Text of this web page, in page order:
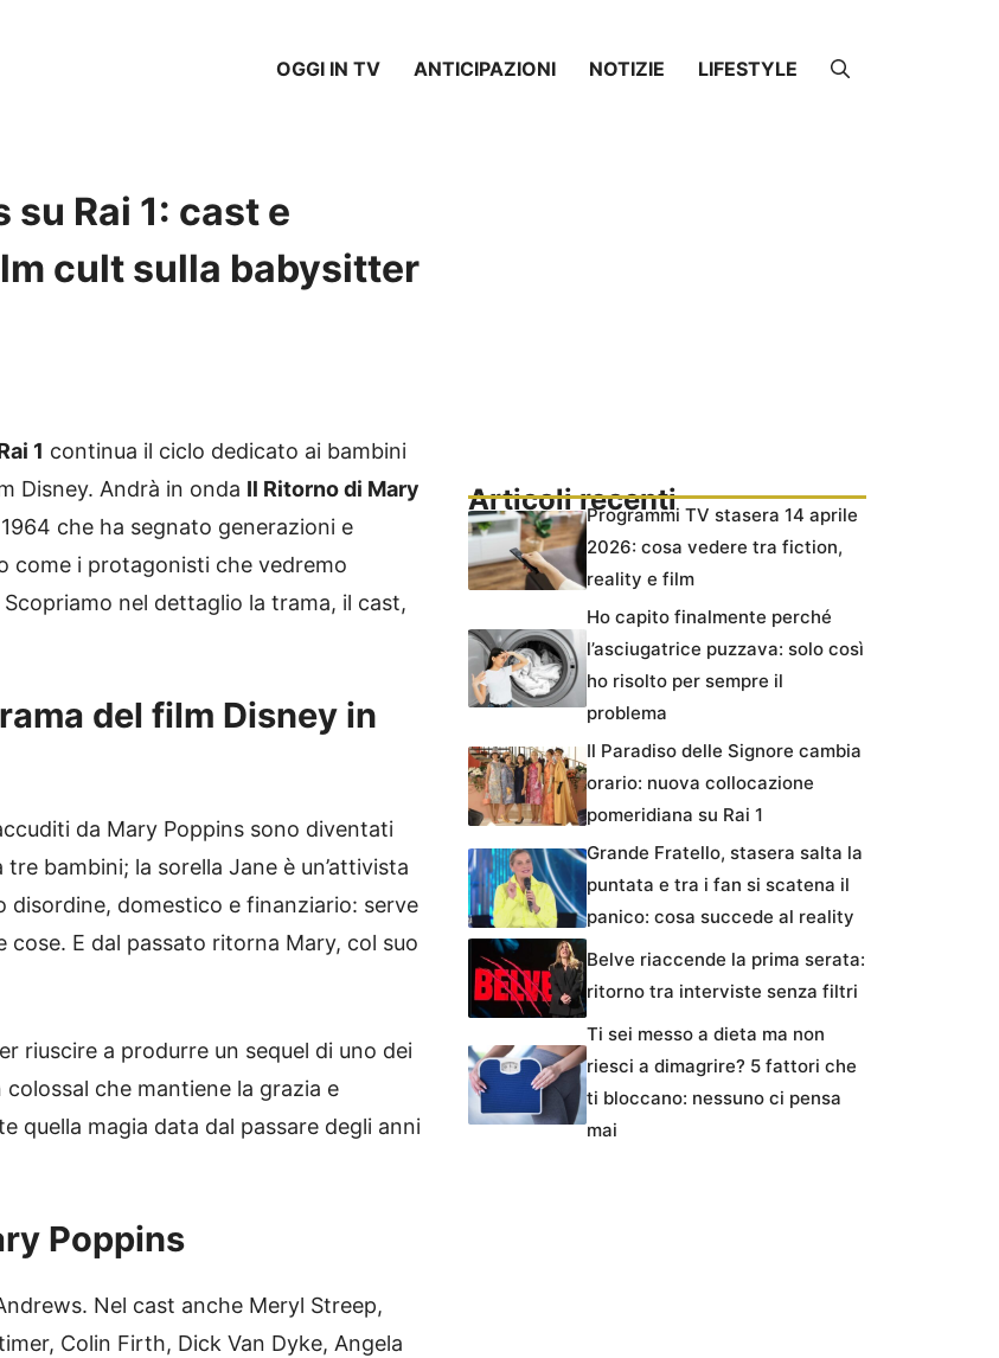
OGGI IN TV ANTICIPAZIONI NOTIZIE LIFESTYLE
Rai 1: cast e
cult sulla babysitter
1 continua il ciclo dedicato ai bambini
Disney. Andrà in onda Il Ritorno di Mary
che ha segnato generazioni e
come i protagonisti che vedremo
nel dettaglio la trama, il cast,
del film Disney in
da Mary Poppins sono diventati
bambini; la sorella Jane è un’attivista
disordine, domestico e finanziario: serve
E dal passato ritorna Mary, col suo
riuscire a produrre un sequel di uno dei
che mantiene la grazia e
quella magia data dal passare degli anni
Poppins
Nel cast anche Meryl Streep,
Colin Firth, Dick Van Dyke, Angela
Articoli recentiProgrammi TV stasera 14 aprile
2026: cosa vedere tra fiction,
reality e film
Ho capito finalmente perché
l’asciugatrice puzzava: solo così
ho risolto per sempre il
problema
Il Paradiso delle Signore cambia
orario: nuova collocazione
pomeridiana su Rai 1
Grande Fratello, stasera salta la
puntata e tra i fan si scatena il
panico: cosa succede al reality
Belve riaccende la prima serata:
ritorno tra interviste senza filtri
Ti sei messo a dieta ma non
riesci a dimagrire? 5 fattori che
ti bloccano: nessuno ci pensa
mai